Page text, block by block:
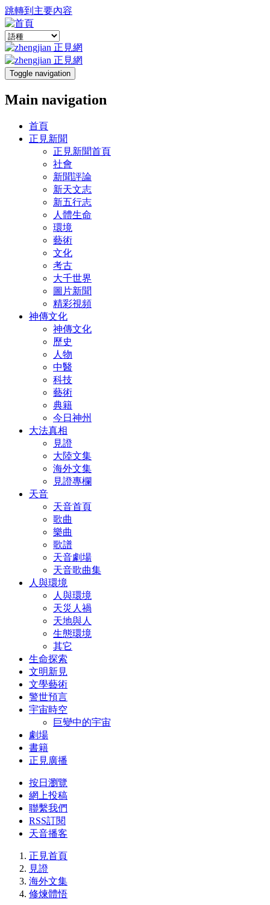
跳轉到主要內容
Toggle navigation
Main navigation
首頁
正見新聞
正見新聞首頁
社會
新聞評論
新天文志
新五行志
人體生命
環境
藝術
文化
考古
大千世界
圖片新聞
精彩視頻
神傳文化
神傳文化
歷史
人物
中醫
科技
藝術
典籍
今日神州
大法真相
見證
大陸文集
海外文集
見證專欄
天音
天音首頁
歌曲
樂曲
歌譜
天音劇場
天音歌曲集
人與環境
人與環境
天災人禍
天地與人
生態環境
其它
生命探索
文明新見
文學藝術
警世預言
宇宙時空
巨變中的宇宙
劇場
書籍
正見廣播
按日瀏覽
網上投稿
聯繫我們
RSS訂閱
天音播客
正見首頁
見證
海外文集
修煉體悟